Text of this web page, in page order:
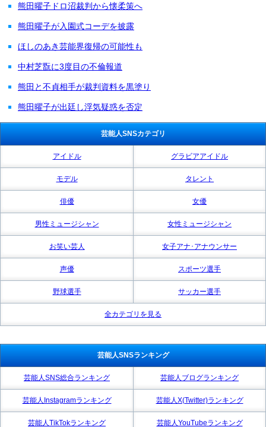
熊田曜子ドロ沼裁判から懐柔策へ
熊田曜子が入園式コーデを披露
ほしのあき芸能界復帰の可能性も
中村芝翫に3度目の不倫報道
熊田と不貞相手が裁判資料を黒塗り
熊田曜子が出廷し浮気疑惑を否定
芸能人SNSカテゴリ
アイドル グラビアアイドル
モデル タレント
俳優 女優
男性ミュージシャン 女性ミュージシャン
お笑い芸人 女子アナ･アナウンサー
声優 スポーツ選手
野球選手 サッカー選手
全カテゴリを見る
芸能人SNSランキング
芸能人SNS総合ランキング 芸能人ブログランキング
芸能人Instagramランキング 芸能人X(Twitter)ランキング
芸能人TikTokランキング 芸能人YouTubeランキング